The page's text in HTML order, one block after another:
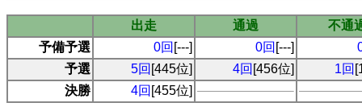
出走 通過
不通
予備予選
0回 [---] 0回 [---]
予選
5回 [445位] 4回 [456位] 1回
決勝
4回 [455位]